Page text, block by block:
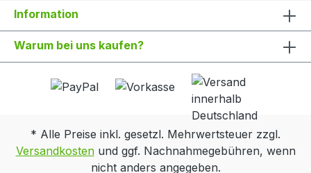
Information
Warum bei uns kaufen?
* Alle Preise inkl. gesetzl. Mehrwertsteuer zzgl.
Versandkostenund ggf. Nachnahmegebühren, wenn
nicht anders angegeben.